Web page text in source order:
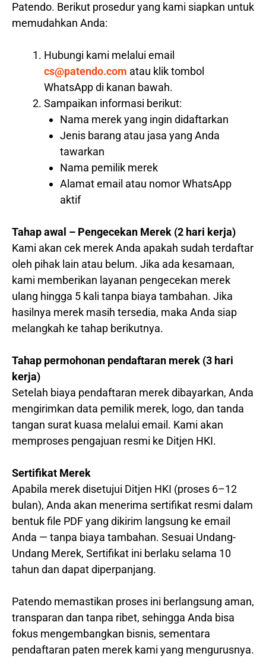
Patendo. Berikut prosedur yang kami siapkan untuk
memudahkan Anda:
Hubungi kami melalui email
cs@patendo.com atau klik tombol
WhatsApp di kanan bawah.
Sampaikan informasi berikut:
Nama merek yang ingin didaftarkan
Jenis barang atau jasa yang Anda
tawarkan
Nama pemilik merek
Alamat email atau nomor WhatsApp
aktif
Tahap awal – Pengecekan Merek (2 hari kerja)
Kami akan cek merek Anda apakah sudah terdaftar
oleh pihak lain atau belum. Jika ada kesamaan,
kami memberikan layanan pengecekan merek
ulang hingga 5 kali tanpa biaya tambahan. Jika
hasilnya merek masih tersedia, maka Anda siap
melangkah ke tahap berikutnya.
Tahap permohonan pendaftaran merek (3 hari
kerja)
Setelah biaya pendaftaran merek dibayarkan, Anda
mengirimkan data pemilik merek, logo, dan tanda
tangan surat kuasa melalui email. Kami akan
memproses pengajuan resmi ke Ditjen HKI.
Sertifikat Merek
Apabila merek disetujui Ditjen HKI (proses 6–12
bulan), Anda akan menerima sertifikat resmi dalam
bentuk file PDF yang dikirim langsung ke email
Anda — tanpa biaya tambahan. Sesuai Undang-
Undang Merek, Sertifikat ini berlaku selama 10
tahun dan dapat diperpanjang.
Patendo memastikan proses ini berlangsung aman,
transparan dan tanpa ribet, sehingga Anda bisa
fokus mengembangkan bisnis, sementara
pendaftaran paten merek kami yang mengurusnya.